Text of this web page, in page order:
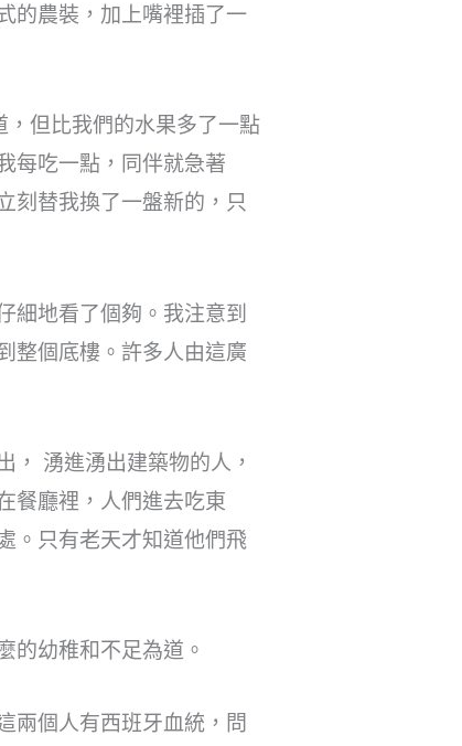
的農裝，加上嘴裡插了一
但比我們的水果多了一點
每吃一點，同伴就急著
刻替我換了一盤新的，只
細地看了個夠。我注意到
整個底樓。許多人由這廣
湧進湧出建築物的人，
餐廳裡，人們進去吃東
。只有老天才知道他們飛
的幼稚和不足為道。
兩個人有西班牙血統，問